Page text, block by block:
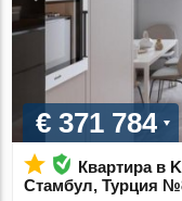
€ 371 784
Квартира в
Стамбул, Турция